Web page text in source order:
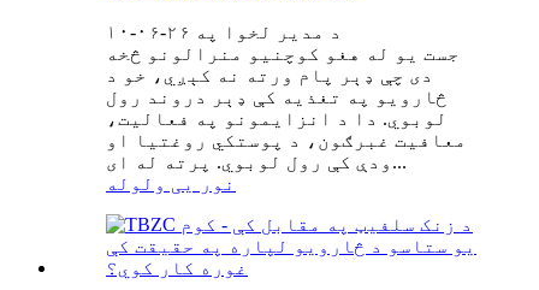
د مدیر لخوا په ۲۶-۰۶-۱۰
جست یو له هغو کوچنیو منرالونو څخه
دی چې ډېر پام ورته نه کېږي، خو د
څارویو په تغذیه کې ډېر دروند رول
لوبوي. دا د انزایمونو په فعالیت،
معافیت غبرګون، د پوستکي روغتیا او
ودې کې رول لوبوي. پرته له ای...
نور یی ولوله